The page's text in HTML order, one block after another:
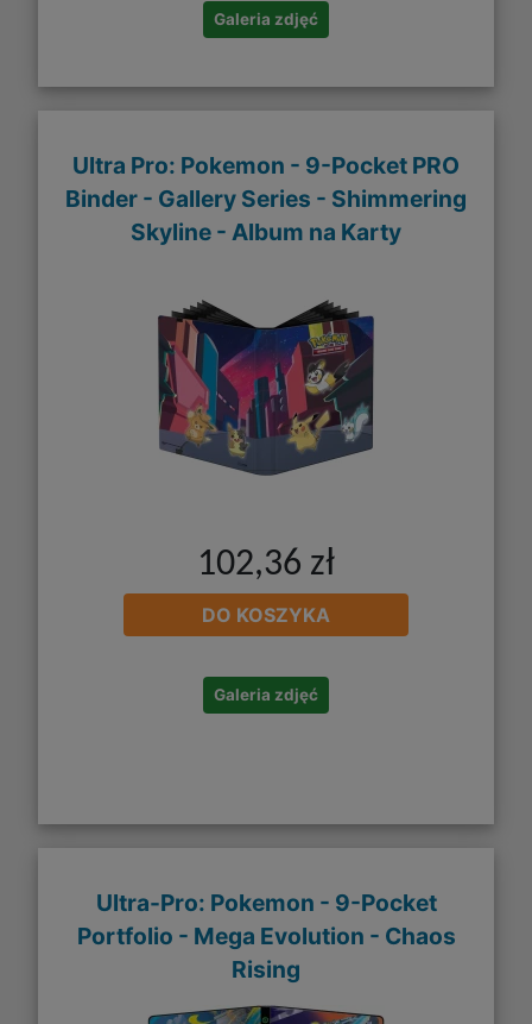
Galeria zdjęć
Ultra Pro: Pokemon - 9-Pocket PRO
Binder - Gallery Series - Shimmering
Skyline - Album na Karty
102,36 zł
DO KOSZYKA
Galeria zdjęć
Ultra-Pro: Pokemon - 9-Pocket
Portfolio - Mega Evolution - Chaos
Rising